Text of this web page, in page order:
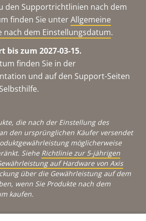
den Supportrichtlinien nach dem
finden Sie unterAllgemeine
dem Einstellungsdatum.
bis zum 2027-03-15.
finden Sie in der
und auf den Support-Seiten
die nach der Einstellung des
den ursprünglichen Käufer versendet
möglicherweise
Siehe Richtlinie zur 5-jährigen
auf Hardware von Axis
über die Gewährleistung auf dem
wenn Sie Produkte nach dem
kaufen.